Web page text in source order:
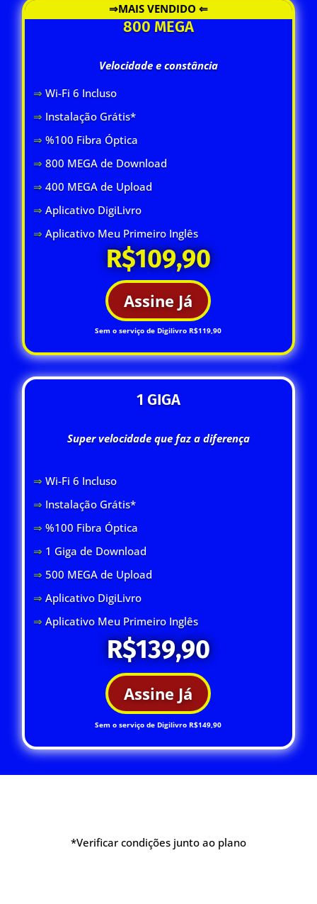
⇒MAIS VENDIDO ⇐
800 MEGA
Velocidade e constância
⇒ Wi-Fi 6 Incluso
⇒ Instalação Grátis*
⇒ %100 Fibra Óptica
⇒ 800 MEGA de Download
⇒400 MEGA de Upload
⇒Aplicativo DigiLivro
⇒Aplicativo Meu Primeiro Inglês
R$109,90
Assine Já
Sem o serviço de Digilivro R$119,90
1 GIGA
Super velocidade que faz a diferença
⇒ Wi-Fi 6 Incluso
⇒ Instalação Grátis*
⇒ %100 Fibra Óptica
⇒ 1 Giga de Download
⇒ 500 MEGA de Upload
⇒Aplicativo DigiLivro
⇒Aplicativo Meu Primeiro Inglês
R$139,90
Assine Já
Sem o serviço de Digilivro R$149,90
*Verificar condições junto ao plano